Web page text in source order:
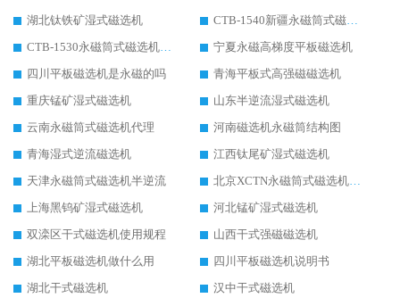
湖北钛铁矿湿式磁选机
CTB-1540新疆永磁筒式磁选机
CTB-1530永磁筒式磁选机代理商
宁夏永磁高梯度平板磁选机
四川平板磁选机是永磁的吗
青海平板式高强磁磁选机
重庆锰矿湿式磁选机
山东半逆流湿式磁选机
云南永磁筒式磁选机代理
河南磁选机永磁筒结构图
青海湿式逆流磁选机
江西钛尾矿湿式磁选机
天津永磁筒式磁选机半逆流
北京XCTN永磁筒式磁选机磁块位置
上海黑钨矿湿式磁选机
河北锰矿湿式磁选机
双滦区干式磁选机使用规程
山西干式强磁磁选机
湖北平板磁选机做什么用
四川平板磁选机说明书
湖北干式磁选机
汉中干式磁选机